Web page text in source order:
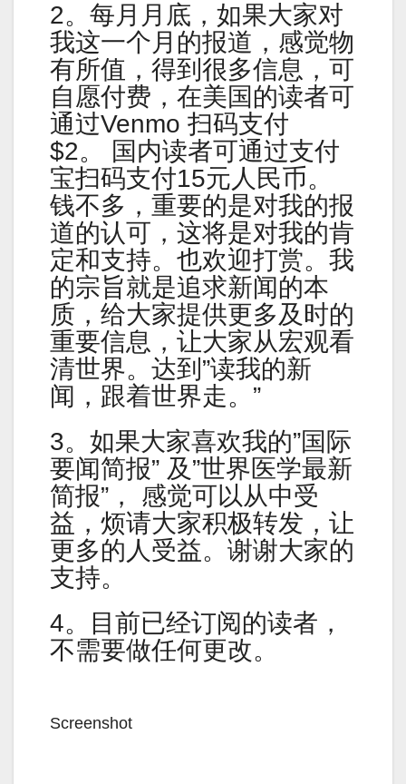
2。每月月底，如果大家对
我这一个月的报道，感觉物
有所值，得到很多信息，可
自愿付费，在美国的读者可
通过Venmo 扫码支付
$2。 国内读者可通过支付
宝扫码支付15元人民币。
钱不多，重要的是对我的报
道的认可，这将是对我的肯
定和支持。也欢迎打赏。我
的宗旨就是追求新闻的本
质，给大家提供更多及时的
重要信息，让大家从宏观看
清世界。达到”读我的新
闻，跟着世界走。”
3。如果大家喜欢我的”国际
要闻简报” 及”世界医学最新
简报”， 感觉可以从中受
益，烦请大家积极转发，让
更多的人受益。谢谢大家的
支持。
4。目前已经订阅的读者，
不需要做任何更改。
Screenshot